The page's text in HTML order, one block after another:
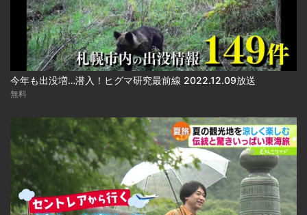
今年も出没増…潜入！ヒグマ研究最前線 2022.12.09放送
無料